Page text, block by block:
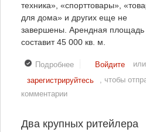
техника», «спорттовары»,
для дома» и других еще не
завершены. Арендная
составит 45 000 кв. м.
Подробнеео В следующем
«Седанка сити» во
Войдите
или
зарегистрируйтесь
, чтобы
комментарии
Два крупных ритейлера